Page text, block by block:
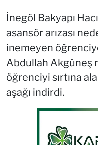
İnegöl Bakyapı
asansör arızası
inemeyen
Abdullah Akgüneş
öğrenciyi sırtına
aşağı indirdi.